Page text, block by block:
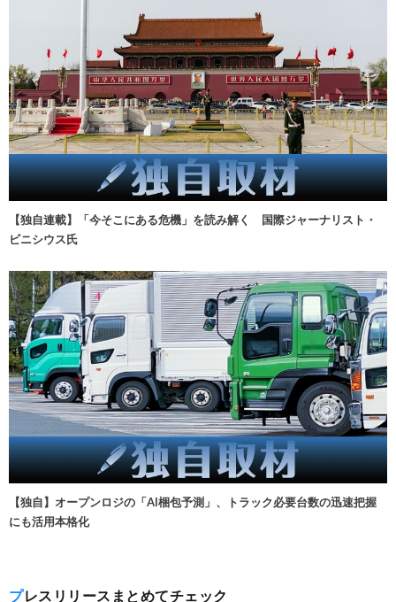
【独自連載】「今そこにある危機」を読み解く 国際ジャーナリスト・
ビニシウス氏
【独自】オープンロジの「AI梱包予測」、トラック必要台数の迅速把握
にも活用本格化
プレスリリースまとめてチェック